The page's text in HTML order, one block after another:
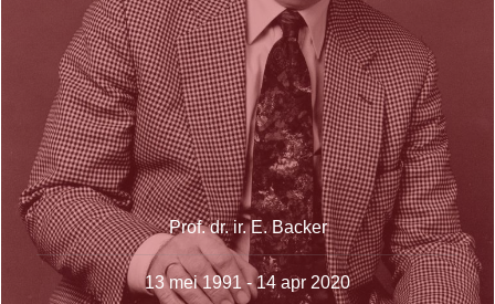
Prof. dr. ir. E. Backer
13 mei 1991 - 14 apr 2020